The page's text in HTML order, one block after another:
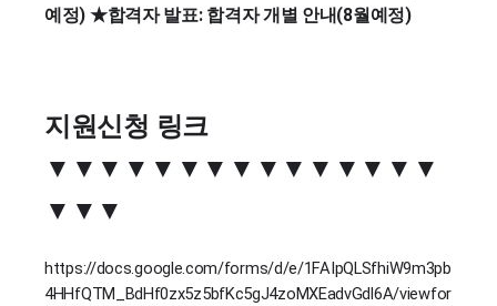
예정) ★합격자 발표: 합격자 개별 안내(8월예정)
지원신청 링크
▼ ▼ ▼ ▼ ▼ ▼ ▼ ▼ ▼ ▼ ▼ ▼ ▼ ▼ ▼
▼ ▼ ▼
https://docs.google.com/forms/d/e/1FAIpQLSfhiW9m3pb
4HHfQTM_BdHf0zx5z5bfKc5gJ4zoMXEadvGdl6A/viewfor